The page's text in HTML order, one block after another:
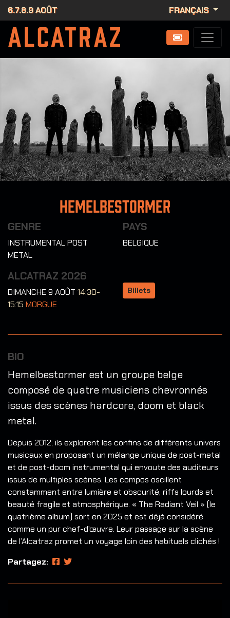
6.7.8.9 AOÛT FRANÇAIS
Hemelbestormer
GENRE
INSTRUMENTAL POST
METAL
PAYS
BELGIQUE
ALCATRAZ 2026
DIMANCHE 9 AOÛT 14:30-
15:15 MORGUE
Billets
BIO
Hemelbestormer est un groupe belge
composé de quatre musiciens chevronnés
issus des scènes hardcore, doom et black
metal.
Depuis 2012, ils explorent les confins de différents univers
musicaux en proposant un mélange unique de post-metal
et de post-doom instrumental qui envoute des auditeurs
issus de multiples scènes. Les compos oscillent
constamment entre lumière et obscurité, riffs lourds et
beauté fragile et atmosphérique. « The Radiant Veil » (le
quatrième album) sort en 2025 et est déjà considéré
comme un pur chef-d'œuvre. Leur passage sur la scène
de l’Alcatraz promet un voyage loin des habituels clichés !
Partagez: